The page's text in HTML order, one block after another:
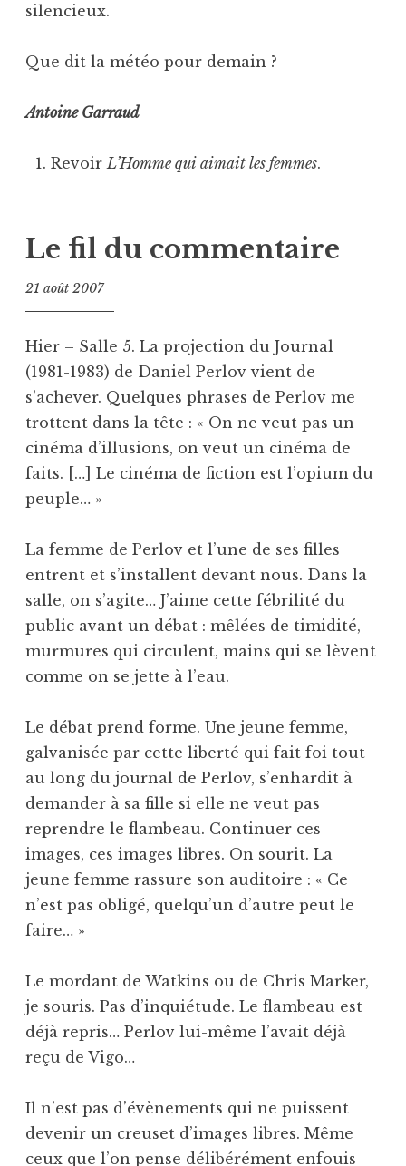
silencieux.
Que dit la météo pour demain ?
Antoine Garraud
Revoir L’Homme qui aimait les femmes.
Le fil du commentaire
21 août 2007
Hier – Salle 5. La projection du Journal
(1981-1983) de Daniel Perlov vient de
s’achever. Quelques phrases de Perlov me
trottent dans la tête : « On ne veut pas un
cinéma d’illusions, on veut un cinéma de
faits. […] Le cinéma de fiction est l’opium du
peuple… »
La femme de Perlov et l’une de ses filles
entrent et s’installent devant nous. Dans la
salle, on s’agite… J’aime cette fébrilité du
public avant un débat : mêlées de timidité,
murmures qui circulent, mains qui se lèvent
comme on se jette à l’eau.
Le débat prend forme. Une jeune femme,
galvanisée par cette liberté qui fait foi tout
au long du journal de Perlov, s’enhardit à
demander à sa fille si elle ne veut pas
reprendre le flambeau. Continuer ces
images, ces images libres. On sourit. La
jeune femme rassure son auditoire : « Ce
n’est pas obligé, quelqu’un d’autre peut le
faire… »
Le mordant de Watkins ou de Chris Marker,
je souris. Pas d’inquiétude. Le flambeau est
déjà repris… Perlov lui-même l’avait déjà
reçu de Vigo…
Il n’est pas d’évènements qui ne puissent
devenir un creuset d’images libres. Même
ceux que l’on pense délibérément enfouis